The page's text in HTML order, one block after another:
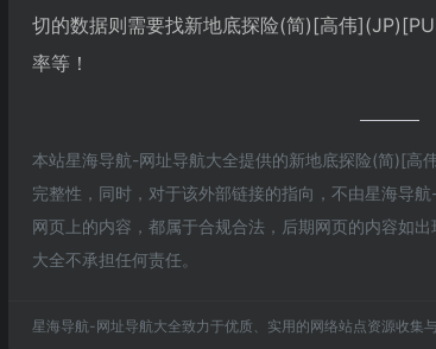
切的数据则需要找新地底探险(简)[高伟
率等！
本站星海导航-网址导航大全提供的新地底探险(简)[
完整性，同时，对于该外部链接的指向，不由星海导
网页上的内容，都属于合规合法，后期网页的内容如
大全不承担任何责任。
星海导航-网址导航大全致力于优质、实用的网络站点资源收集